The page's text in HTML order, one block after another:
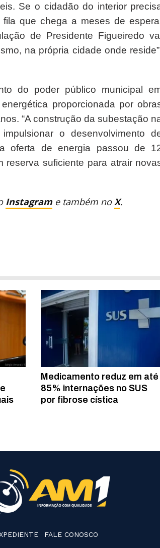
Se o cidadão do interior
que chega a meses de
de Presidente Figueiredo
na própria cidade onde
do poder público municipal
proporcionada por
“A construção da subestação
o desenvolvimento
oferta de energia passou de
reserva suficiente para atrair
Instagram e também noX.
Medicamento reduz em até
85% internações no SUS
por fibrose cística
FALE CONOSCO